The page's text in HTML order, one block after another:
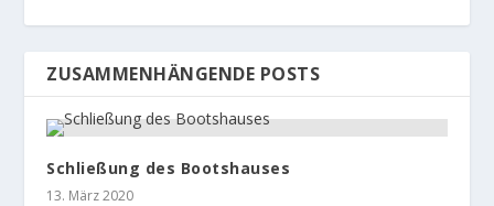
ZUSAMMENHÄNGENDE POSTS
Schließung des Bootshauses
13. März 2020